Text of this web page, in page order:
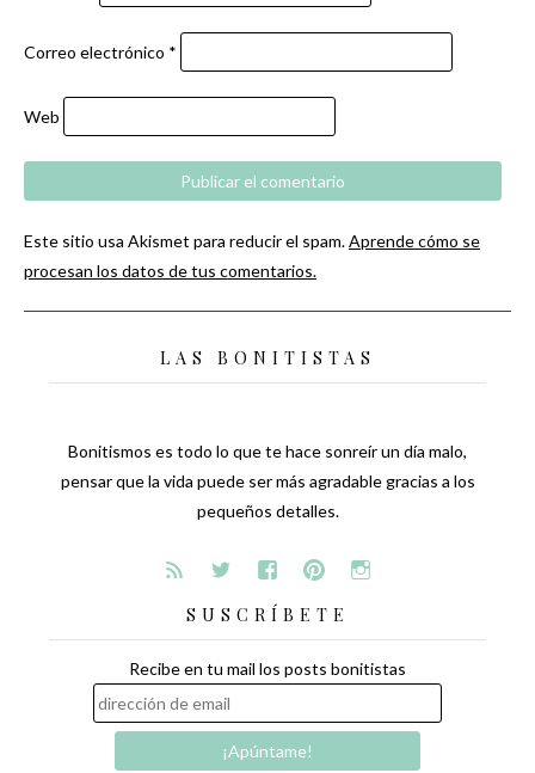
Correo electrónico *
Web
Este sitio usa Akismet para reducir el spam.Aprende cómo se
procesan los datos de tus comentarios.
LAS BONITISTAS
Bonitismos es todo lo que te hace sonreír un día malo,
pensar que la vida puede ser más agradable gracias a los
pequeños detalles.
SUSCRÍBETE
Recibe en tu mail los posts bonitistas